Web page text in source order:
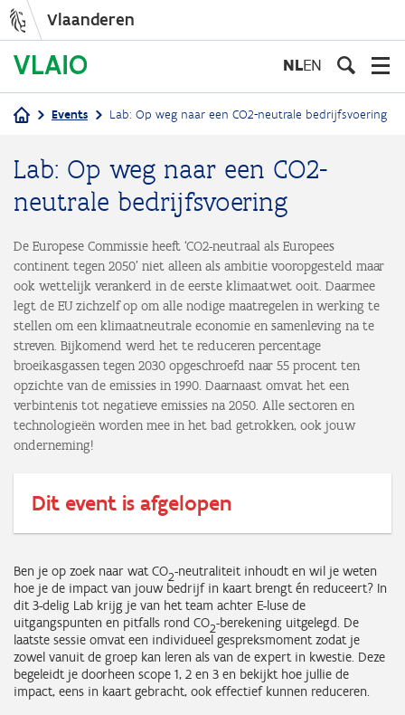
Vlaanderen
NLEN
Events Lab: Op weg naar een CO2-neutrale bedrijfsvoering
Lab: Op weg naar een CO2-
neutrale bedrijfsvoering
De Europese Commissie heeft ‘CO2-neutraal als Europees
continent tegen 2050’ niet alleen als ambitie vooropgesteld maar
ook wettelijk verankerd in de eerste klimaatwet ooit. Daarmee
legt de EU zichzelf op om alle nodige maatregelen in werking te
stellen om een klimaatneutrale economie en samenleving na te
streven. Bijkomend werd het te reduceren percentage
broeikasgassen tegen 2030 opgeschroefd naar 55 procent ten
opzichte van de emissies in 1990. Daarnaast omvat het een
verbintenis tot negatieve emissies na 2050. Alle sectoren en
technologieën worden mee in het bad getrokken, ook jouw
onderneming!
Dit event is afgelopen
Ben je op zoek naar wat CO2-neutraliteit inhoudt en wil je weten
hoe je de impact van jouw bedrijf in kaart brengt én reduceert? In
dit 3-delig Lab krijg je van het team achter E-luse de
uitgangspunten en pitfalls rond CO2-berekening uitgelegd. De
laatste sessie omvat een individueel gespreksmoment zodat je
zowel vanuit de groep kan leren als van de expert in kwestie. Deze
begeleidt je doorheen scope 1, 2 en 3 en bekijkt hoe jullie de
impact, eens in kaart gebracht, ook effectief kunnen reduceren.